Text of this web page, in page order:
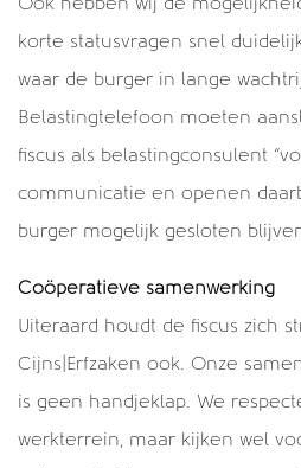
Ook hebben wij de
korte statusvragen snel
waar de burger in lange
Belastingtelefoon moeten
fiscus als belastingconsulent
communicatie en openen
burger mogelijk gesloten
Coöperatieve samenwerking
Uiteraard houdt de fiscus zich
Cijns|Erfzaken ook. Onze
is geen handjeklap. We
werkterrein, maar kijken wel